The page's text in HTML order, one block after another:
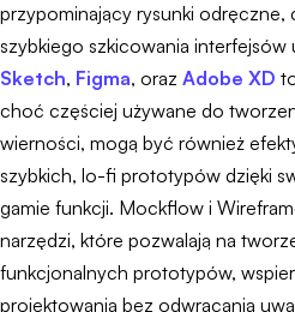
przypominający rysunki odręczne,
szybkiego szkicowania interfejsów
Sketch, Figma, oraz Adobe XD
choć częściej używane do
wierności, mogą być również
szybkich, lo-fi prototypów dzięki
gamie funkcji. Mockflow i
narzędzi, które pozwalają na
funkcjonalnych prototypów,
projektowania bez odwracania